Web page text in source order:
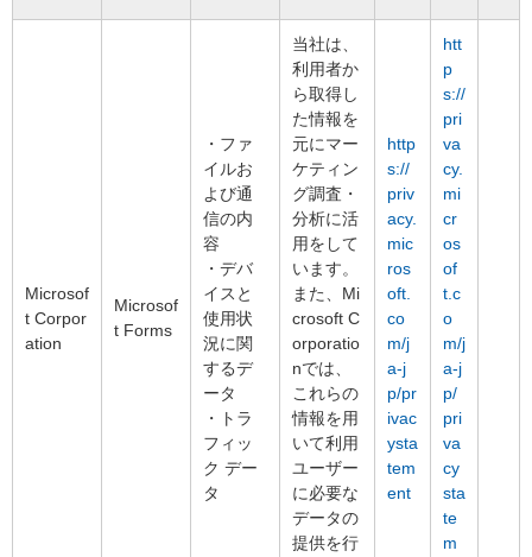
Microsof
t Corpor
ation
Microsof
t Forms
・ファ
イルお
よび通
信の内
容
・デバ
イスと
使用状
況に関
するデ
ータ
・トラ
フィッ
ク デー
タ
当社は、
利用者か
ら取得し
た情報を
元にマー
ケティン
グ調査・
分析に活
用をして
います。
また、Mi
crosoft C
orporatio
nでは、
これらの
情報を用
いて利用
ユーザー
に必要な
データの
提供を行
http
s://
priv
acy.
mic
ros
oft.
co
m/j
a-j
p/pr
ivac
ysta
tem
ent
htt
p
s://
pri
va
cy.
mi
cr
os
of
t.c
o
m/j
a-j
p/
pri
va
cy
sta
te
m